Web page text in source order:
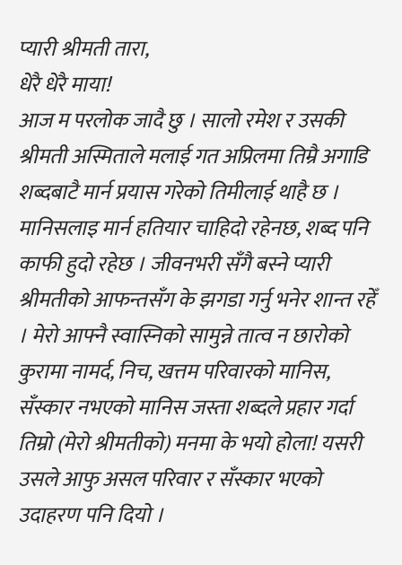
प्यारी श्रीमती तारा,
धेरै धेरै माया!
आज म परलोक जादै छु । सालो रमेश र उसकी
श्रीमती अस्मिताले मलाई गत अप्रिलमा तिम्रै अगाडि
शब्दबाटै मार्न प्रयास गरेको तिमीलाई थाहै छ ।
मानिसलाइ मार्न हतियार चाहिदो रहेनछ, शब्द पनि
काफी हुदो रहेछ । जीवनभरी सँगै बस्ने प्यारी
श्रीमतीको आफन्तसँग के झगडा गर्नु भनेर शान्त रहेँ
। मेरो आफ्नै स्वास्निको सामुन्ने तात्व न छारोको
कुरामा नामर्द, निच, खत्तम परिवारको मानिस,
सँस्कार नभएको मानिस जस्ता शब्दले प्रहार गर्दा
तिम्रो (मेरो श्रीमतीको) मनमा के भयो होला! यसरी
उसले आफु असल परिवार र सँस्कार भएको
उदाहरण पनि दियो ।